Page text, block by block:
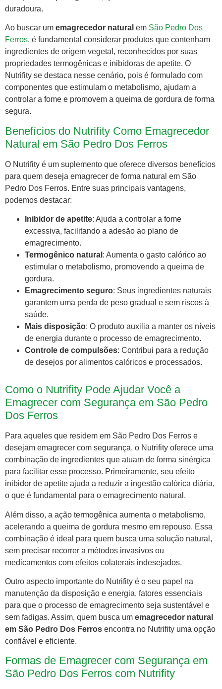
duradoura.
Ao buscar um emagrecedor natural em São Pedro Dos
Ferros, é fundamental considerar produtos que contenham
ingredientes de origem vegetal, reconhecidos por suas
propriedades termogênicas e inibidoras de apetite. O
Nutrifity se destaca nesse cenário, pois é formulado com
componentes que estimulam o metabolismo, ajudam a
controlar a fome e promovem a queima de gordura de forma
segura.
Benefícios do Nutrifity Como Emagrecedor
Natural em São Pedro Dos Ferros
O Nutrifity é um suplemento que oferece diversos benefícios
para quem deseja emagrecer de forma natural em São
Pedro Dos Ferros. Entre suas principais vantagens,
podemos destacar:
Inibidor de apetite: Ajuda a controlar a fome
excessiva, facilitando a adesão ao plano de
emagrecimento.
Termogênico natural : Aumenta o gasto calórico ao
estimular o metabolismo, promovendo a queima de
gordura.
Emagrecimento seguro: Seus ingredientes naturais
garantem uma perda de peso gradual e sem riscos à
saúde.
Mais disposição: O produto auxilia a manter os níveis
de energia durante o processo de emagrecimento.
Controle de compulsões: Contribui para a redução
de desejos por alimentos calóricos e processados.
Como o Nutrifity Pode Ajudar Você a
Emagrecer com Segurança em São Pedro
Dos Ferros
Para aqueles que residem em São Pedro Dos Ferros e
desejam emagrecer com segurança, o Nutrifity oferece uma
combinação de ingredientes que atuam de forma sinérgica
para facilitar esse processo. Primeiramente, seu efeito
inibidor de apetite ajuda a reduzir a ingestão calórica diária,
o que é fundamental para o emagrecimento natural.
Além disso, a ação termogênica aumenta o metabolismo,
acelerando a queima de gordura mesmo em repouso. Essa
combinação é ideal para quem busca uma solução natural,
sem precisar recorrer a métodos invasivos ou
medicamentos com efeitos colaterais indesejados.
Outro aspecto importante do Nutrifity é o seu papel na
manutenção da disposição e energia, fatores essenciais
para que o processo de emagrecimento seja sustentável e
sem fadigas. Assim, quem busca um emagrecedor natural
em São Pedro Dos Ferros encontra no Nutrifity uma opção
confiável e eficiente.
Formas de Emagrecer com Segurança em
São Pedro Dos Ferros com Nutrifity